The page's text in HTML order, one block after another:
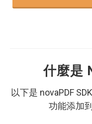
什麼是
以下是 novaPDF
功能添加